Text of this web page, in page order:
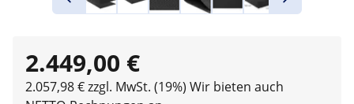
2.449,00 €
2.057,98 € zzgl. MwSt. (19%) Wir bieten auch